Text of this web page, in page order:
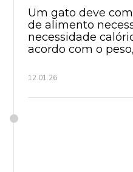
Um gato deve
de alimento
necessidade
acordo com o
12.01.26